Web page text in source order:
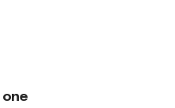
one